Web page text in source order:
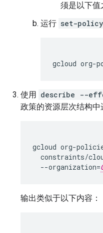
须是以下值
运行 set-policy
gcloud org-
使用 describe --
政策的资源层次结构中
gcloud org-
constraints/
--organization=
输出类似于以下内容：